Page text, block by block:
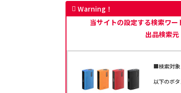
Warning！
当サイトの設定する検索ワ
出品検索
■検索対
以下のボ